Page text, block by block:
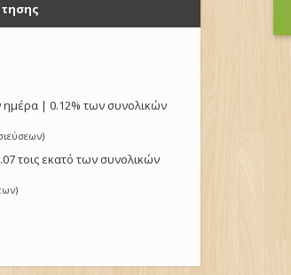
ημέρα | 0.12% των συνολικών
)
τοις εκατό των συνολικών
)